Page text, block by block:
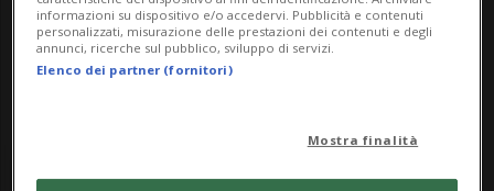
ACCEDI
informazioni su dispositivo e/o accedervi. Pubblicità e contenuti
personalizzati, misurazione delle prestazioni dei contenuti e degli
annunci, ricerche sul pubblico, sviluppo di servizi.
Elenco dei partner (fornitori)
Mostra finalità